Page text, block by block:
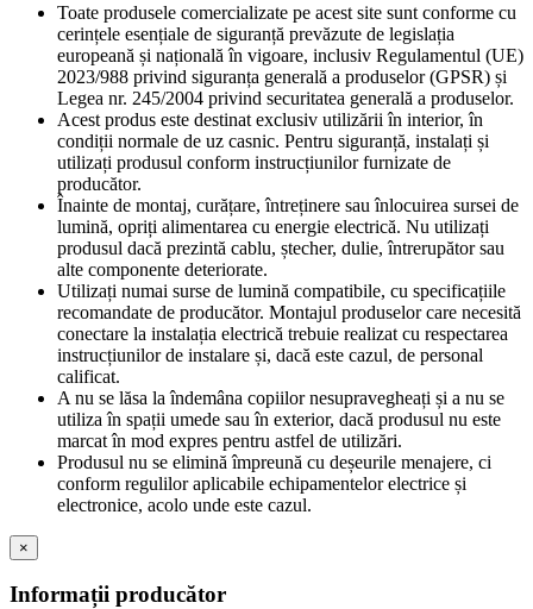
Toate produsele comercializate pe acest site sunt conforme cu
cerințele esențiale de siguranță prevăzute de legislația
europeană și națională în vigoare, inclusiv Regulamentul (UE)
2023/988 privind siguranța generală a produselor (GPSR) și
Legea nr. 245/2004 privind securitatea generală a produselor.
Acest produs este destinat exclusiv utilizării în interior, în
condiții normale de uz casnic. Pentru siguranță, instalați și
utilizați produsul conform instrucțiunilor furnizate de
producător.
Înainte de montaj, curățare, întreținere sau înlocuirea sursei de
lumină, opriți alimentarea cu energie electrică. Nu utilizați
produsul dacă prezintă cablu, ștecher, dulie, întrerupător sau
alte componente deteriorate.
Utilizați numai surse de lumină compatibile, cu specificațiile
recomandate de producător. Montajul produselor care necesită
conectare la instalația electrică trebuie realizat cu respectarea
instrucțiunilor de instalare și, dacă este cazul, de personal
calificat.
A nu se lăsa la îndemâna copiilor nesupravegheați și a nu se
utiliza în spații umede sau în exterior, dacă produsul nu este
marcat în mod expres pentru astfel de utilizări.
Produsul nu se elimină împreună cu deșeurile menajere, ci
conform regulilor aplicabile echipamentelor electrice și
electronice, acolo unde este cazul.
×
Informații producător